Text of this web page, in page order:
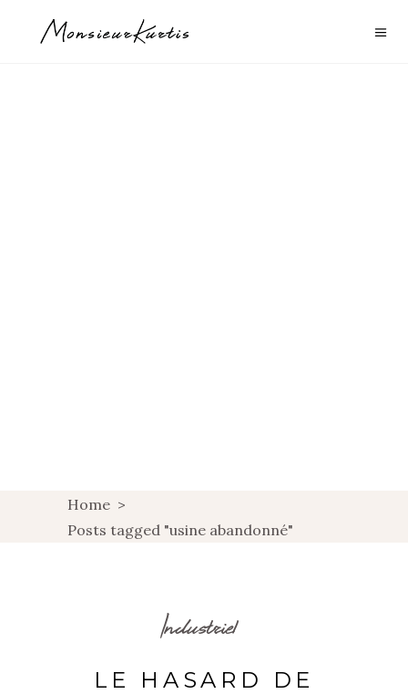
Home >
Posts tagged "usine abandonné"
Industriel
LE HASARD DE